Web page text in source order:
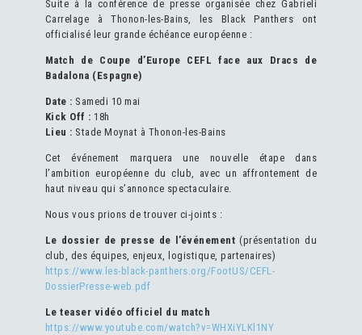
Suite à la conférence de presse organisée chez Gabrieli
Carrelage à Thonon-les-Bains, les Black Panthers ont
officialisé leur grande échéance européenne :
Match de Coupe d’Europe CEFL face aux Dracs de
Badalona (Espagne)
Date : Samedi 10 mai
Kick Off : 18h
Lieu : Stade Moynat à Thonon-les-Bains
Cet événement marquera une nouvelle étape dans
l’ambition européenne du club, avec un affrontement de
haut niveau qui s’annonce spectaculaire.
Nous vous prions de trouver ci-joints :
Le dossier de presse de l’événement (présentation du
club, des équipes, enjeux, logistique, partenaires)
https://www.les-black-panthers.org/FootUS/CEFL-
DossierPresse-web.pdf
Le teaser vidéo officiel du match
https://www.youtube.com/watch?v=WHXiYLKl1NY